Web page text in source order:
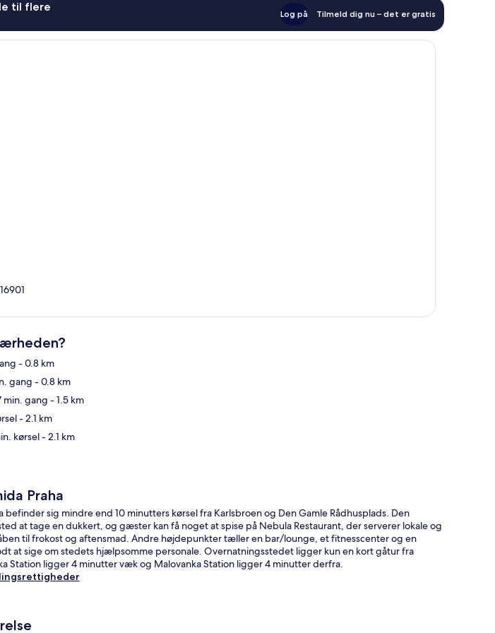
til flere
Log på Tilmeld dig nu – det er gratis
- 0.8 km
gang - 0.8 km
min. gang - 1.5 km
- 2.1 km
kørsel- 2.1 km
Praha
befinder sig mindre end 10 minutters kørsel fra Karlsbroen og Den Gamle Rådhusplads. Den
at tage en dukkert, og gæster kan få noget at spise på Nebula Restaurant, der serverer lokale og
til frokost og aftensmad. Andre højdepunkter tæller en bar/lounge, et fitnesscenter og en
at sige om stedets hjælpsomme personale. Overnatningsstedet ligger kun en kort gåtur fra
Station ligger 4 minutter væk og Malovanka Station ligger 4 minutter derfra.